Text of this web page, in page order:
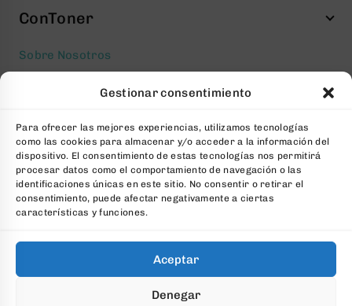
Gestionar consentimiento
Para ofrecer las mejores experiencias, utilizamos tecnologías
como las cookies para almacenar y/o acceder a la información del
dispositivo. El consentimiento de estas tecnologías nos permitirá
procesar datos como el comportamiento de navegación o las
identificaciones únicas en este sitio. No consentir o retirar el
consentimiento, puede afectar negativamente a ciertas
características y funciones.
Aceptar
Denegar
ConToner
Sobre Nosotros
Política de cookies
Condiciones generales Contratación
Contacto
FAQs
Software